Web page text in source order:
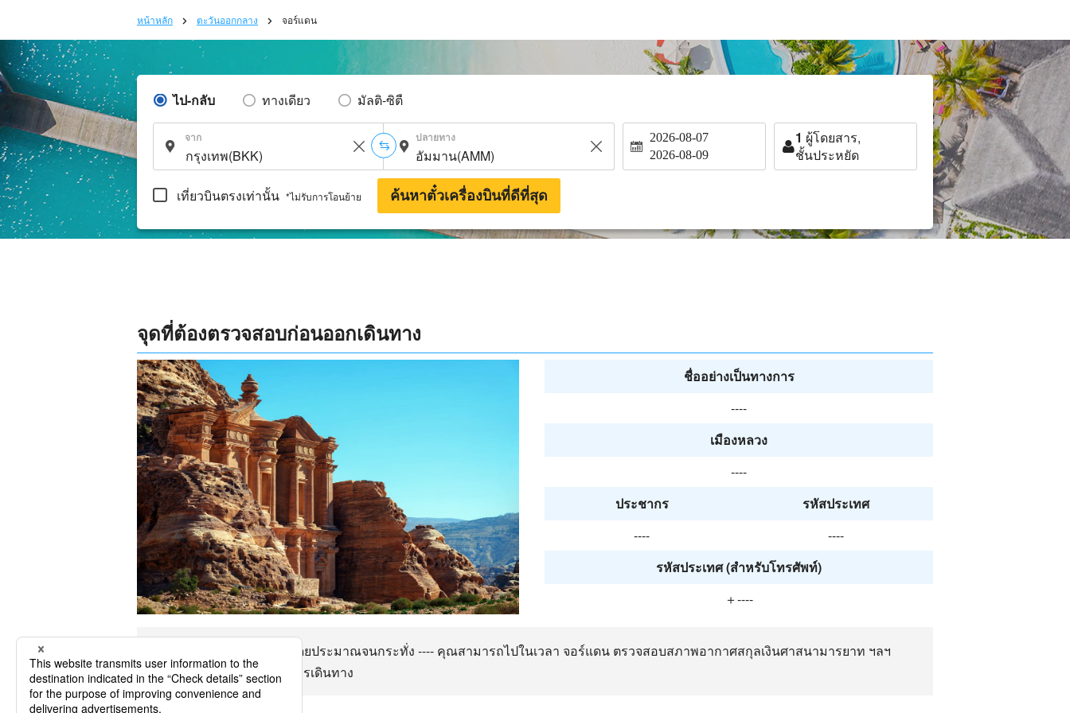
หน้าหลัก ตะวันออกกลาง จอร์แดน
ไป-กลับ ทางเดียว มัลติ-ซิตี้
จาก ปลายทาง 2026-08-07
2026-08-09
1 ผู้โดยสาร,
ชั้นประหยัด
เที่ยวบินตรงเท่านั้น *ไม่รับการโอนย้าย ค้นหาตั๋วเครื่องบินที่ดีที่สุด
จุดที่ต้องตรวจสอบก่อนออกเดินทาง
ชื่ออย่างเป็นทางการ
----
เมืองหลวง
----
ประชากร
รหัสประเทศ
----
----
รหัสประเทศ (สำหรับโทรศัพท์)
＋----
จอร์แดน มันเป็นเครื่องบินโดยประมาณจนกระทั่ง ---- คุณสามารถไปในเวลา จอร์แดน ตรวจสอบสภาพอากาศสกุลเงินศาสนามารยาท ฯลฯ
จอร์แดน เพลิดเพลินไปกับการเดินทาง